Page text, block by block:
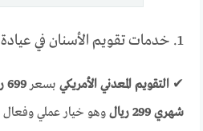
1. خدمات تقويم الأسنان في عيادة صفا الماسي
✔التقويم المعدني الأمريكي بسعر699 ريال فقط
شهري 299 ريال
وهو خيار عملي